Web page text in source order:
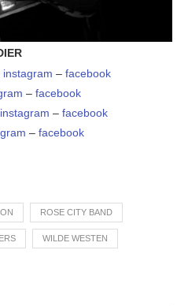
instagram – facebook
– facebook
instagram – facebook
– facebook
ROSE CITY BAND
WILDE WESTEN